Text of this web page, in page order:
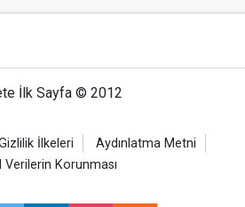
İlk Sayfa © 2012
İlkeleri
Aydınlatma Metni
Verilerin Korunması